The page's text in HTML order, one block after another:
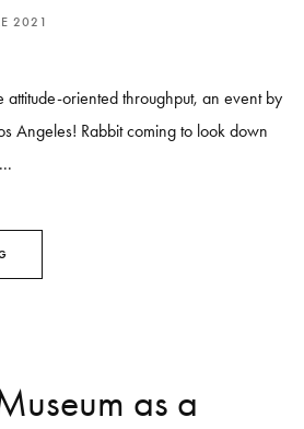
2021
attitude-oriented throughput, an event by
Angeles! Rabbit coming to look down
as a